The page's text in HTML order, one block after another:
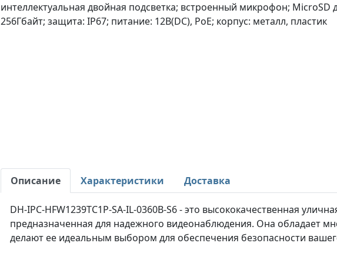
интеллектуальная двойная подсветка; встроенный микрофон; MicroSD
256Гбайт; защита: IP67; питание: 12В(DC), PoE; корпус: металл, пластик
Описание Характеристики Доставка
DH-IPC-HFW1239TC1P-SA-IL-0360B-S6 - это высококачественная
предназначенная для надежного видеонаблюдения. Она обладает
делают ее идеальным выбором для обеспечения безопасности